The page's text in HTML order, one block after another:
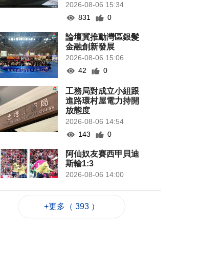
2026-08-06 15:34
831
0
論壇冀推動灣區銀髮
金融創新發展
2026-08-06 15:06
42
0
工務局對成立小組跟
進路環村屋電力持開
放態度
2026-08-06 14:54
143
0
阿仙奴友賽西甲貝迪
斯輸1:3
2026-08-06 14:00
旅遊局明年3資助計劃
+更多（ 393 ）